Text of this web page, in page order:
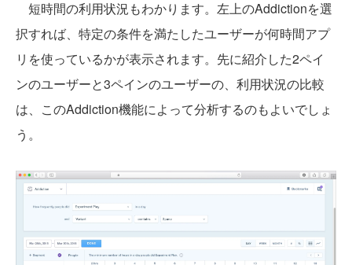
短時間の利用状況もわかります。左上のAddictionを選
択すれば、特定の条件を満たしたユーザーが何時間アプ
リを使っているかが表示されます。先に紹介した2ペイ
ンのユーザーと3ペインのユーザーの、利用状況の比較
は、このAddiction機能によって分析するのもよいでしょ
う。